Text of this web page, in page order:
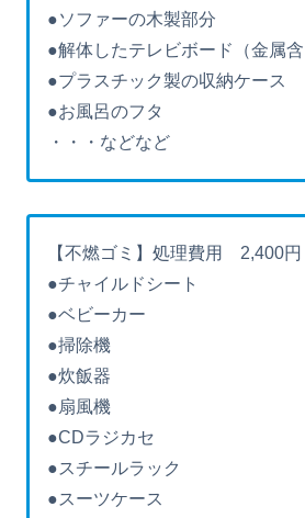
●ソファーの木製部分
●解体したテレビボード（金属含
●プラスチック製の収納ケース
●お風呂のフタ
・・・などなど
【不燃ゴミ】処理費用 2,400円
●チャイルドシート
●ベビーカー
●掃除機
●炊飯器
●扇風機
●CDラジカセ
●スチールラック
●スーツケース